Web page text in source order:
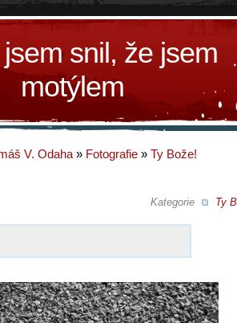
snil, že jsem
motýlem
V. Odaha » Fotografie » Ty Bože!
Kategorie Ty